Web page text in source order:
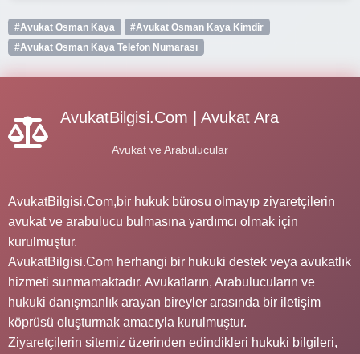
#Avukat Osman Kaya
#Avukat Osman Kaya Kimdir
#Avukat Osman Kaya Telefon Numarası
AvukatBilgisi.Com | Avukat Ara
Avukat ve Arabulucular
AvukatBilgisi.Com,bir hukuk bürosu olmayıp ziyaretçilerin
avukat ve arabulucu bulmasına yardımcı olmak için
kurulmuştur.
AvukatBilgisi.Com herhangi bir hukuki destek veya avukatlık
hizmeti sunmamaktadır. Avukatların, Arabulucuların ve
hukuki danışmanlık arayan bireyler arasında bir iletişim
köprüsü oluşturmak amacıyla kurulmuştur.
Ziyaretçilerin sitemiz üzerinden edindikleri hukuki bilgileri,